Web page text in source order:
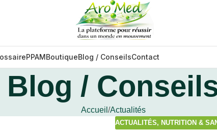
PPAMBoutiqueBlog / ConseilsContact
Blog /
Accueil Actualités
ACTUALITÉS, NUTRITION &